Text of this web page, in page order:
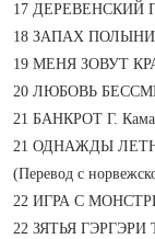
17 ДЕРЕВЕНСКИЙ
18 ЗАПАХ ПОЛЫНИ
19 МЕНЯ ЗОВУТ
20 ЛЮБОВЬ
21 БАНКРОТ Г.
21 ОДНАЖДЫ
(Перевод с
22 ИГРА С
22 ЗЯТЬЯ ГЭРГЭРИ